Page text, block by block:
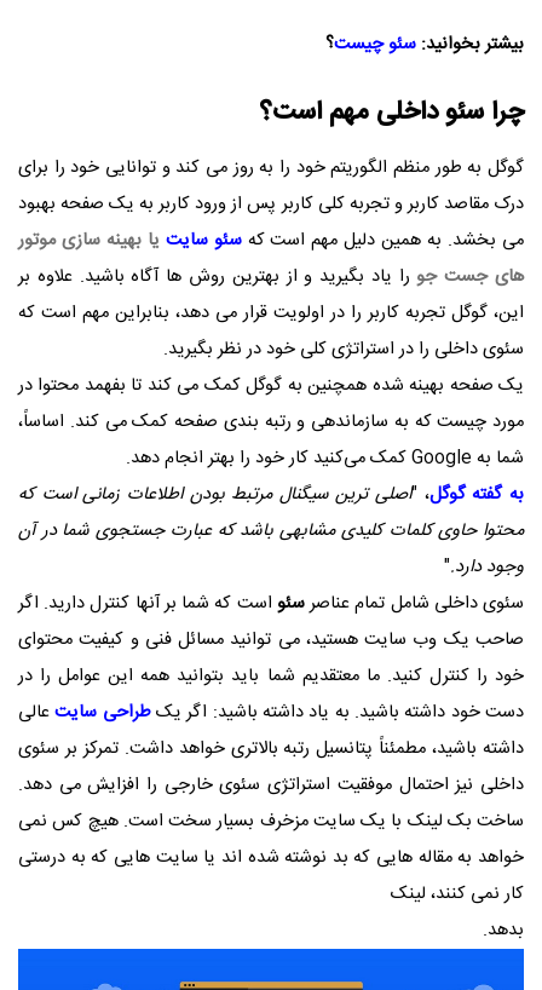
بیشتر بخوانید: سئو چیست؟
چرا سئو داخلی مهم است؟
گوگل به طور منظم الگوریتم خود را به روز می کند و توانایی خود را برای
درک مقاصد کاربر و تجربه کلی کاربر پس از ورود کاربر به یک صفحه بهبود
می بخشد. به همین دلیل مهم است کهسئو سایت یا بهینه سازی موتور
های جست جورا یاد بگیرید و از بهترین روش ها آگاه باشید. علاوه بر
این، گوگل تجربه کاربر را در اولویت قرار می دهد، بنابراین مهم است که
سئوی داخلی را در استراتژی کلی خود در نظر بگیرید.
یک صفحه بهینه شده همچنین به گوگل کمک می کند تا بفهمد محتوا در
مورد چیست که به سازماندهی و رتبه بندی صفحه کمک می کند. اساساً،
شما به Google کمک می‌کنید کار خود را بهتر انجام دهد.
به گفته گوگل، "اصلی ترین سیگنال مرتبط بودن اطلاعات زمانی است که
محتوا حاوی کلمات کلیدی مشابهی باشد که عبارت جستجوی شما در آن
وجود دارد."
سئوی داخلی شامل تمام عناصرسئو است که شما بر آنها کنترل دارید. اگر
صاحب یک وب سایت هستید، می توانید مسائل فنی و کیفیت محتوای
خود را کنترل کنید. ما معتقدیم شما باید بتوانید همه این عوامل را در
دست خود داشته باشید. به یاد داشته باشید: اگر یکطراحی سایتعالی
داشته باشید، مطمئناً پتانسیل رتبه بالاتری خواهد داشت. تمرکز بر سئوی
داخلی نیز احتمال موفقیت استراتژی سئوی خارجی را افزایش می دهد.
ساخت بک لینک با یک سایت مزخرف بسیار سخت است. هیچ کس نمی
خواهد به مقاله هایی که بد نوشته شده اند یا سایت هایی که به درستی
کار نمی کنند، لینک
بدهد.